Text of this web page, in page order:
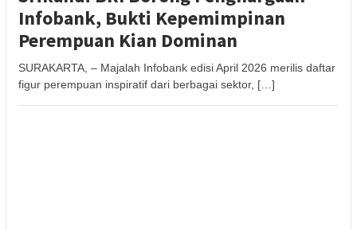
Infobank, Bukti Kepemimpinan
Perempuan Kian Dominan
SURAKARTA, – Majalah Infobank edisi April 2026 merilis daftar
figur perempuan inspiratif dari berbagai sektor, […]